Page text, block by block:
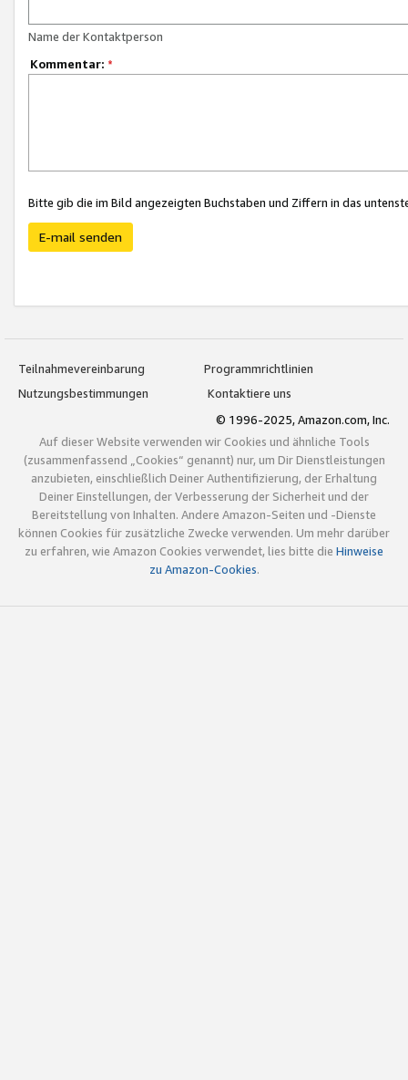
Name der Kontaktperson
Kommentar: *
Bitte gib die im Bild angezeigten Buchstaben und Ziffern in das
E-mail senden
Teilnahmevereinbarung
Programmrichtlinien
Nutzungsbestimmungen
Kontaktiere uns
© 1996-2025, Amazon.com, Inc.
Auf dieser Website verwenden wir Cookies und ähnliche Tools
(zusammenfassend „Cookies“ genannt) nur, um Dir Dienstleistungen
anzubieten, einschließlich Deiner Authentifizierung, der Erhaltung
Deiner Einstellungen, der Verbesserung der Sicherheit und der
Bereitstellung von Inhalten. Andere Amazon-Seiten und -Dienste
können Cookies für zusätzliche Zwecke verwenden. Um mehr darüber
zu erfahren, wie Amazon Cookies verwendet, lies bitte die Hinweise
zu Amazon-Cookies.